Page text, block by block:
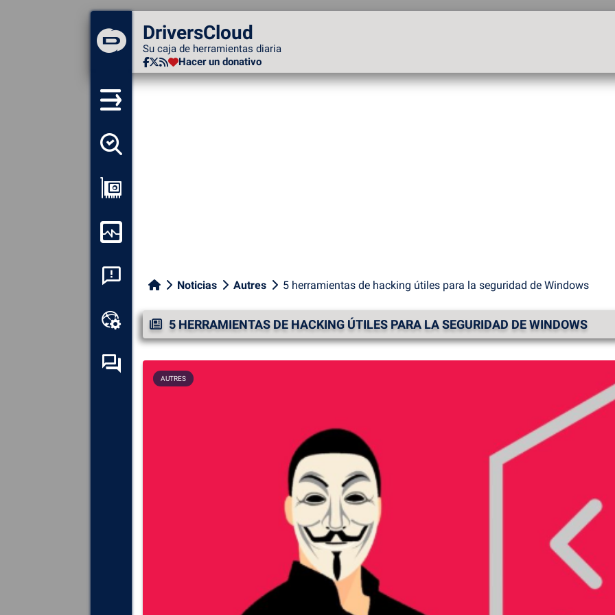
DriversCloud
Su caja de herramientas diaria
Hacer un donativo
DriversCloud
Su caja de herramientas diaria
Hacer un donativo
Caja de herramientas en
línea
Foro de autoayuda
Noticias Autres 5 herramientas de hacking útiles para la seguridad de Windows
5 HERRAMIENTAS DE HACKING ÚTILES PARA LA SEGURIDAD DE WINDOWS
AUTRES